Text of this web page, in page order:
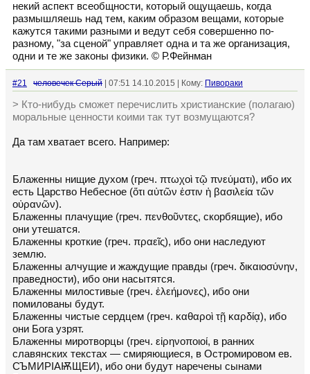
некий аспект всеобщности, который ощущаешь, когда
размышляешь над тем, каким образом вещами, которые
кажутся такими разными и ведут себя совершенно по-
разному, "за сценой" управляет одна и та же организация,
одни и те же законы физики. © Р.Фейнман
#21 человечек Серый | 07:51 14.10.2015 | Кому: Пивораки
> Кто-нибудь сможет перечислить христианские (полагаю)
моральные ценности коими так тут возмущаются?
Да там хватает всего. Например:
Блаженны нищие духом (греч. πτωχοὶ τῷ πνεύματι), ибо их
есть Царство Небесное (ὅτι αὐτῶν ἐστιν ἡ βασιλεία τῶν
οὐρανῶν).
Блаженны плачущие (греч. πενθοῦντες, скорбящие), ибо
они утешатся.
Блаженны кроткие (греч. πραεῖς), ибо они наследуют
землю.
Блаженны алчущие и жаждущие правды (греч. δικαιοσύνην,
праведности), ибо они насытятся.
Блаженны милостивые (греч. ἐλεήμονες), ибо они
помилованы будут.
Блаженны чистые сердцем (греч. καθαροὶ τῇ καρδίᾳ), ибо
они Бога узрят.
Блаженны миротворцы (греч. εἰρηνοποιοί, в ранних
славянских текстах — смиряющиеся, в Остромировом ев.
СЪМИРІАѬЩЕИ), ибо они будут наречены сынами